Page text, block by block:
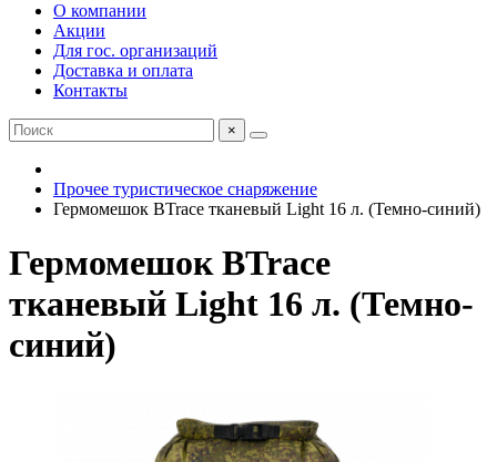
О компании
Акции
Для гос. организаций
Доставка и оплата
Контакты
×
Прочее туристическое снаряжение
Гермомешок BTrace тканевый Light 16 л. (Темно-синий)
Гермомешок BTrace
тканевый Light 16 л. (Темно-
синий)